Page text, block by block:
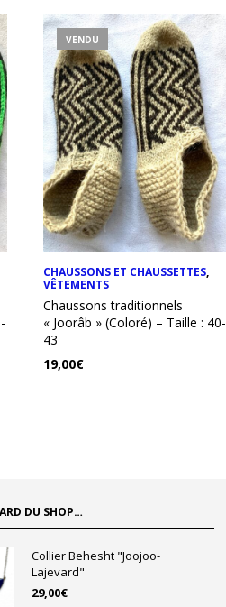
VENDU
CHAUSSONS ET CHAUSSETTES,
VÊTEMENTS
Chaussons traditionnels
« Joorâb » (Coloré) – Taille : 40-
43
19,00€
DU SHOP…
Collier Behesht "Joojoo-
Lajevard"
29,00€